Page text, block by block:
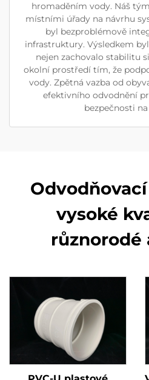
hromaděním vody. Náš
místními úřady na návrhu
byl bezproblémově
infrastruktury. Výsledkem
nejen zachovalo stabilitu
okolní prostředí tím, že
vody. Zpětná vazba od
efektivního odvodnění
bezpečnosti
vysoké
různorodé